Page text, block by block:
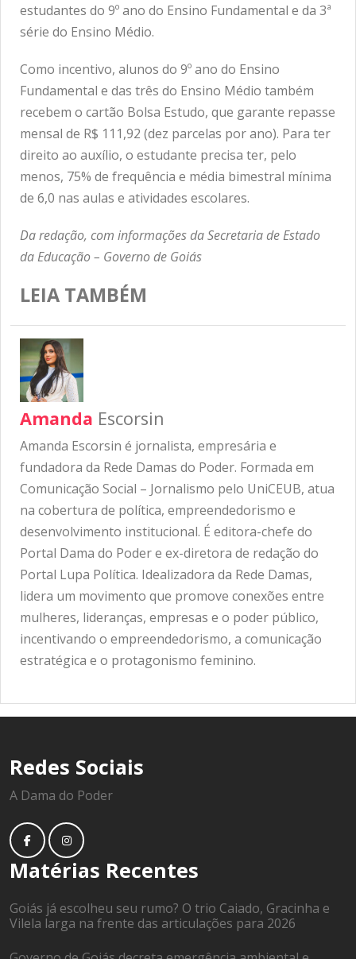
estudantes do 9º ano do Ensino Fundamental e da 3ª
série do Ensino Médio.
Como incentivo, alunos do 9º ano do Ensino
Fundamental e das três do Ensino Médio também
recebem o cartão Bolsa Estudo, que garante repasse
mensal de R$ 111,92 (dez parcelas por ano). Para ter
direito ao auxílio, o estudante precisa ter, pelo
menos, 75% de frequência e média bimestral mínima
de 6,0 nas aulas e atividades escolares.
Da redação, com informações da Secretaria de Estado
da Educação – Governo de Goiás
LEIA TAMBÉM
Amanda Escorsin
Amanda Escorsin é jornalista, empresária e
fundadora da Rede Damas do Poder. Formada em
Comunicação Social – Jornalismo pelo UniCEUB, atua
na cobertura de política, empreendedorismo e
desenvolvimento institucional. É editora-chefe do
Portal Dama do Poder e ex-diretora de redação do
Portal Lupa Política. Idealizadora da Rede Damas,
lidera um movimento que promove conexões entre
mulheres, lideranças, empresas e o poder público,
incentivando o empreendedorismo, a comunicação
estratégica e o protagonismo feminino.
Redes Sociais
A Dama do Poder
Matérias Recentes
Goiás já escolheu seu rumo? O trio Caiado, Gracinha e
Vilela larga na frente das articulações para 2026